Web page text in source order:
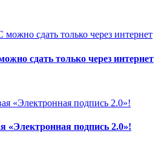
сдать только через интернет
«Электронная подпись 2.0»!